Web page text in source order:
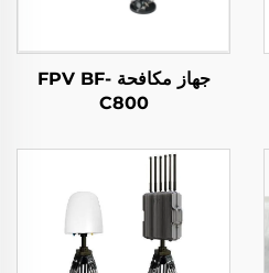
جهاز مكافحة FPV BF-
C800